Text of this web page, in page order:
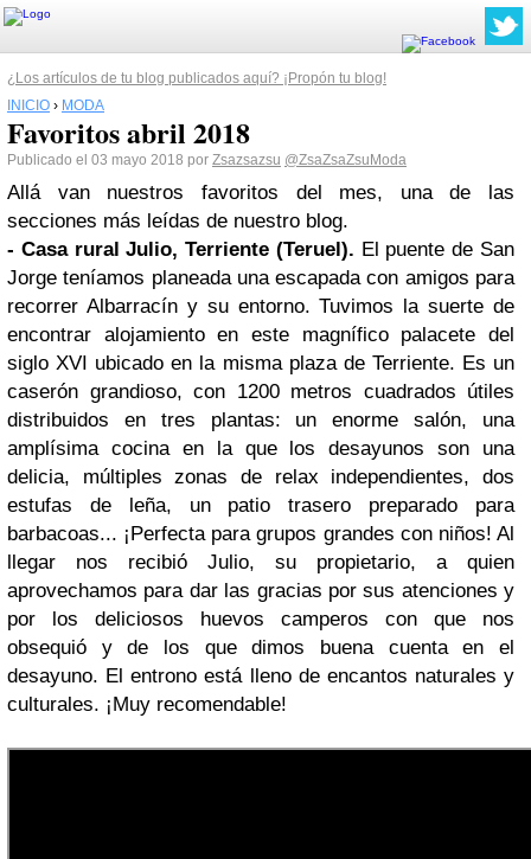
¿Los artículos de tu blog publicados aquí? ¡Propón tu blog!
INICIO › MODA
Favoritos abril 2018
Publicado el 03 mayo 2018 por Zsazsazsu @ZsaZsaZsuModa
Allá van nuestros favoritos del mes, una de las
secciones más leídas de nuestro blog.
- Casa rural Julio, Terriente (Teruel). El puente de San
Jorge teníamos planeada una escapada con amigos para
recorrer Albarracín y su entorno. Tuvimos la suerte de
encontrar alojamiento en este magnífico palacete del
siglo XVI ubicado en la misma plaza de Terriente. Es un
caserón grandioso, con 1200 metros cuadrados útiles
distribuidos en tres plantas: un enorme salón, una
amplísima cocina en la que los desayunos son una
delicia, múltiples zonas de relax independientes, dos
estufas de leña, un patio trasero preparado para
barbacoas... ¡Perfecta para grupos grandes con niños! Al
llegar nos recibió Julio, su propietario, a quien
aprovechamos para dar las gracias por sus atenciones y
por los deliciosos huevos camperos con que nos
obsequió y de los que dimos buena cuenta en el
desayuno. El entrono está lleno de encantos naturales y
culturales. ¡Muy recomendable!